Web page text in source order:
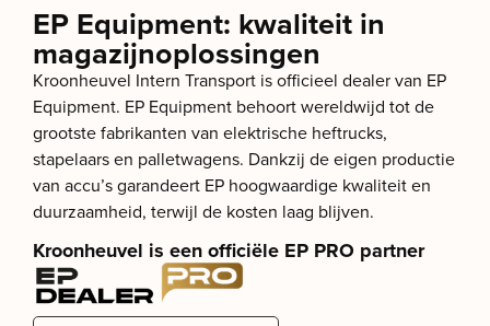
EP Equipment: kwaliteit in
magazijnoplossingen
Kroonheuvel Intern Transport is officieel dealer van EP
Equipment. EP Equipment behoort wereldwijd tot de
grootste fabrikanten van elektrische heftrucks,
stapelaars en palletwagens. Dankzij de eigen productie
van accu’s garandeert EP hoogwaardige kwaliteit en
duurzaamheid, terwijl de kosten laag blijven.
Kroonheuvel is een officiële EP PRO partner